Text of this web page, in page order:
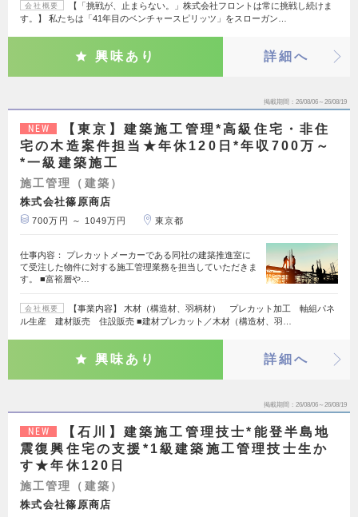
会社概要
【「挑戦が、止まらない。」株式会社フロントは常に挑戦し続けま
す。】 私たちは「41年目のベンチャースピリッツ」をスローガン…
興味あり 詳細へ
掲載期間 26/08/06～26/08/19
NEW
【東京】建築施工管理*高級住宅・非住
宅の木造案件担当★年休120日*年収700万～
*一級建築施工
施工管理（建築）
株式会社篠原商店
700万円 ～ 1049万円 東京都
仕事内容： プレカットメーカーである同社の建築推進室に
て受注した物件に対する施工管理業務を担当していただきま
す。 ■富裕層や…
会社概要
【事業内容】 木材（構造材、羽柄材） プレカット加工 軸組パネ
ル生産 建材販売 住設販売 ■建材プレカット／木材（構造材、羽…
興味あり 詳細へ
掲載期間 26/08/06～26/08/19
NEW
【石川】建築施工管理技士*能登半島地
震復興住宅の支援*1級建築施工管理技士生か
す★年休120日
施工管理（建築）
株式会社篠原商店